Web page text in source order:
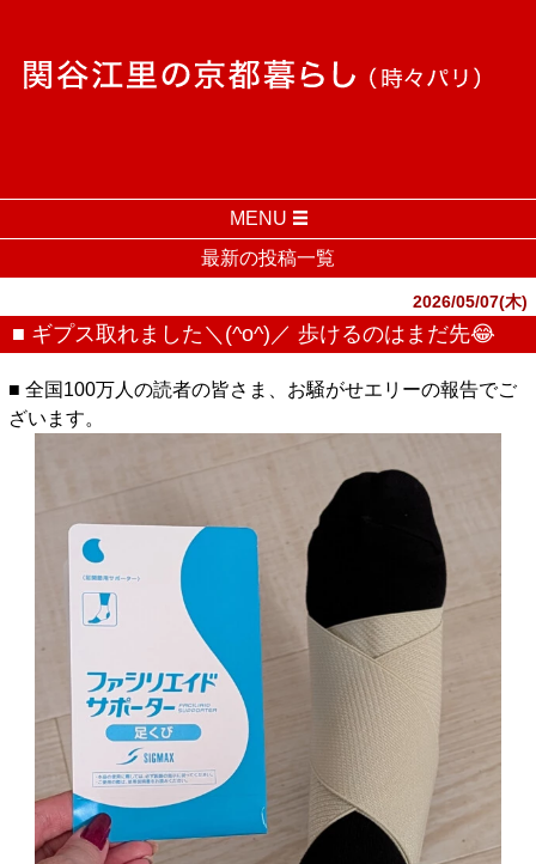
MENU
最新の投稿一覧
2026/05/07(木)
■ ギプス取れました＼(^o^)／ 歩けるのはまだ先😂
■ 全国100万人の読者の皆さま、お騒がせエリーの報告でご
ざいます。